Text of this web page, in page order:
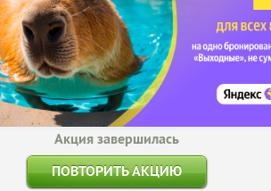
Акция завершилась
ПОВТОРИТЬ АКЦИЮ